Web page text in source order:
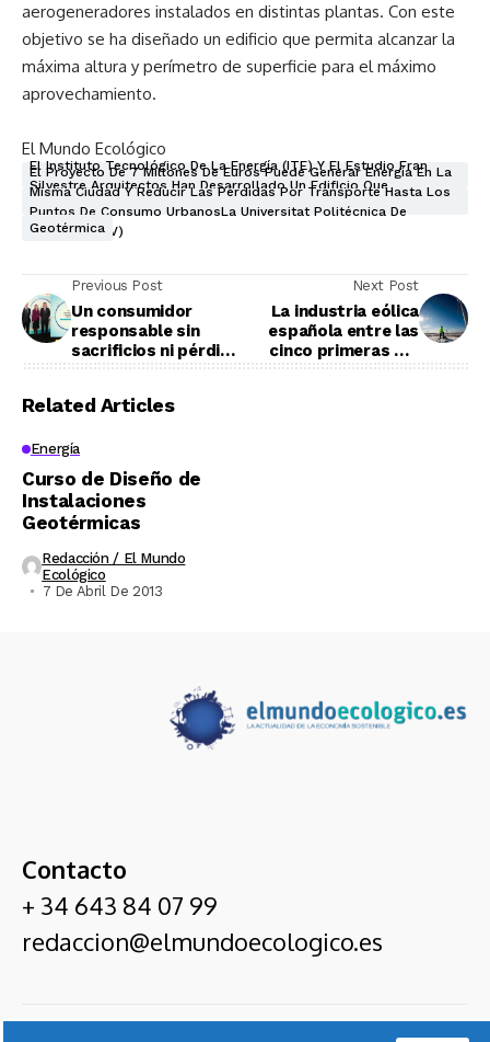
aerogeneradores instalados en distintas plantas. Con este
objetivo se ha diseñado un edificio que permita alcanzar la
máxima altura y perímetro de superficie para el máximo
aprovechamiento.
El Mundo Ecológico
El Instituto Tecnológico De La Energía (ITE) Y El Estudio Fran
Silvestre Arquitectos Han Desarrollado Un Edificio Que
El Proyecto De 7 Millones De Euros Puede Generar Energía En La
Misma Ciudad Y Reducir Las Pérdidas Por Transporte Hasta Los
Puntos De Consumo UrbanosLa Universitat Politécnica De
Valencia (UPV)
Geotérmica
Previous Post
Un consumidor
responsable sin
sacrificios ni pérdida
Next Post
La industria eólica
española entre las
cinco primeras del
Related Articles
Energía
Curso de Diseño de
Instalaciones
Geotérmicas
Redacción / El Mundo
Ecológico
7 De Abril De 2013
Contacto
+ 34 643 84 07 99
redaccion@elmundoecologico.es